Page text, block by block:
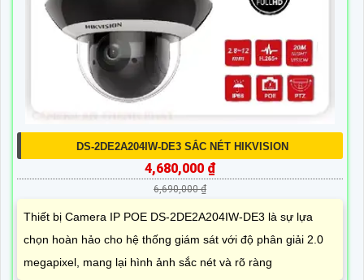
DS-2DE2A204IW-DE3 SẮC NÉT HIKVISION
4,680,000 ₫
6,690,000 ₫
Thiết bị Camera IP POE DS-2DE2A204IW-DE3 là sự lựa
chọn hoàn hảo cho hệ thống giám sát với độ phân giải 2.0
megapixel, mang lại hình ảnh sắc nét và rõ ràng